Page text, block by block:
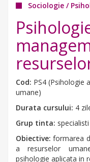
Sociologie /
Cod: PS4 (Psihologie
umane)
Durata cursului: 4
Grup tinta:
Obiective:formarea
a resurselor
psihologie aplicata in